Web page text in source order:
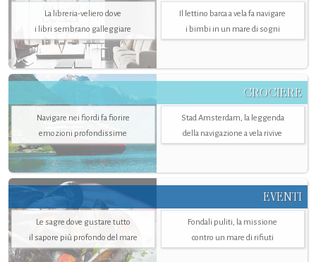
La libreria-veliero dove
i libri sembrano galleggiare
Il lettino barca a vela fa navigare
i bimbi in un mare di sogni
CROCIERE
Navigare nei fiordi fa fiorire
emozioni profondissime
Stad Amsterdam, la leggenda
della navigazione a vela rivive
EVENTI
Le sagre dove gustare tutto
il sapore più profondo del mare
Fondali puliti, la missione
contro un mare di rifiuti